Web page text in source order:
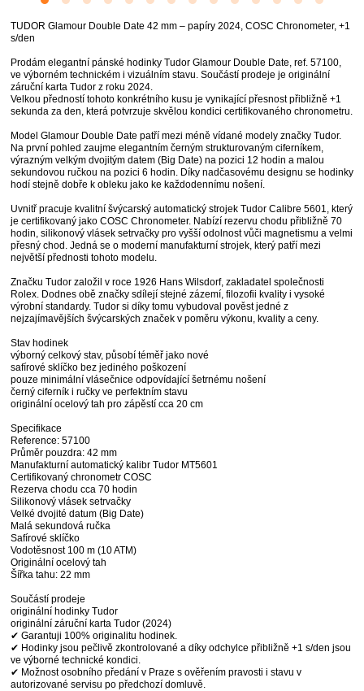
TUDOR Glamour Double Date 42 mm – papíry 2024, COSC Chronometer, +1
s/den
Prodám elegantní pánské hodinky Tudor Glamour Double Date, ref. 57100,
ve výborném technickém i vizuálním stavu. Součástí prodeje je originální
záruční karta Tudor z roku 2024.
Velkou předností tohoto konkrétního kusu je vynikající přesnost přibližně +1
sekunda za den, která potvrzuje skvělou kondici certifikovaného chronometru.
Model Glamour Double Date patří mezi méně vídané modely značky Tudor.
Na první pohled zaujme elegantním černým strukturovaným ciferníkem,
výrazným velkým dvojitým datem (Big Date) na pozici 12 hodin a malou
sekundovou ručkou na pozici 6 hodin. Díky nadčasovému designu se hodinky
hodí stejně dobře k obleku jako ke každodennímu nošení.
Uvnitř pracuje kvalitní švýcarský automatický strojek Tudor Calibre 5601, který
je certifikovaný jako COSC Chronometer. Nabízí rezervu chodu přibližně 70
hodin, silikonový vlásek setrvačky pro vyšší odolnost vůči magnetismu a velmi
přesný chod. Jedná se o moderní manufakturní strojek, který patří mezi
největší přednosti tohoto modelu.
Značku Tudor založil v roce 1926 Hans Wilsdorf, zakladatel společnosti
Rolex. Dodnes obě značky sdílejí stejné zázemí, filozofii kvality i vysoké
výrobní standardy. Tudor si díky tomu vybudoval pověst jedné z
nejzajímavějších švýcarských značek v poměru výkonu, kvality a ceny.
Stav hodinek
výborný celkový stav, působí téměř jako nové
safírové sklíčko bez jediného poškození
pouze minimální vlásečnice odpovídající šetrnému nošení
černý ciferník i ručky ve perfektním stavu
originální ocelový tah pro zápěstí cca 20 cm
Specifikace
Reference: 57100
Průměr pouzdra: 42 mm
Manufakturní automatický kalibr Tudor MT5601
Certifikovaný chronometr COSC
Rezerva chodu cca 70 hodin
Silikonový vlásek setrvačky
Velké dvojité datum (Big Date)
Malá sekundová ručka
Safírové sklíčko
Vodotěsnost 100 m (10 ATM)
Originální ocelový tah
Šířka tahu: 22 mm
Součástí prodeje
originální hodinky Tudor
originální záruční karta Tudor (2024)
✔ Garantuji 100% originalitu hodinek.
✔ Hodinky jsou pečlivě zkontrolované a díky odchylce přibližně +1 s/den jsou
ve výborné technické kondici.
✔ Možnost osobního předání v Praze s ověřením pravosti i stavu v
autorizované servisu po předchozí domluvě.